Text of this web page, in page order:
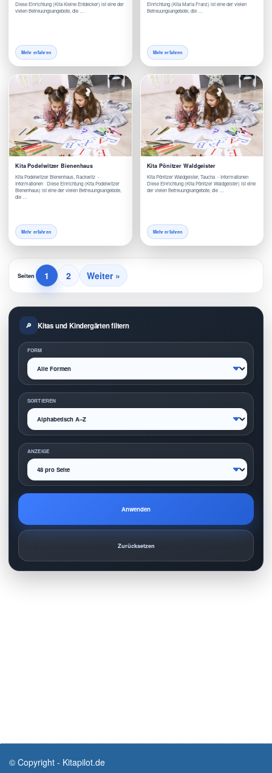
Diese Einrichtung (Kita Kleine Entdecker) ist eine der
vielen Betreuungsangebote, die …
Mehr erfahren
Einrichtung (Kita Maria Franz) ist eine der vielen
Betreuungsangebote, die …
Mehr erfahren
Kita Podelwitzer Bienenhaus
Kita Podelwitzer Bienenhaus, Rackwitz -
Informationen Diese Einrichtung (Kita Podelwitzer
Bienenhaus) ist eine der vielen Betreuungsangebote,
die …
Mehr erfahren
Kita Pönitzer Waldgeister
Kita Pönitzer Waldgeister, Taucha - Informationen
Diese Einrichtung (Kita Pönitzer Waldgeister) ist eine
der vielen Betreuungsangebote, die …
Mehr erfahren
Seiten 1 2 Weiter »
Kitas und Kindergärten filtern
FORM
SORTIEREN
ANZEIGE
Anwenden
Zurücksetzen
© Copyright - Kitapilot.de